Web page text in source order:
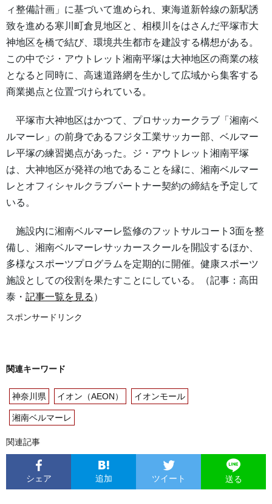
ィ整備計画」に基づいて進められ、東海道新幹線の新駅誘
致を進める寒川町倉見地区と、相模川をはさんだ平塚市大
神地区を橋で結び、環境共生都市を建設する構想がある。
この中でジ・アウトレット湘南平塚は大神地区の商業の核
となると同時に、高速道路網を生かして広域から集客する
商業拠点と位置づけられている。
平塚市大神地区はかつて、プロサッカークラブ「湘南ベ
ルマーレ」の前身であるフジタ工業サッカー部、ベルマー
レ平塚の練習拠点があった。ジ・アウトレット湘南平塚
は、大神地区が発祥の地であることを縁に、湘南ベルマー
レとオフィシャルクラブパートナー契約の締結を予定して
いる。
施設内に湘南ベルマーレ監修のフットサルコート3面を整
備し、湘南ベルマーレサッカースクールを開設するほか、
多様なスポーツプログラムを定期的に開催。健康スポーツ
施設としての役割を果たすことにしている。（記事：高田
泰・ 記事一覧を見る ）
スポンサードリンク
関連キーワード
神奈川県 イオン（AEON） イオンモール
湘南ベルマーレ
関連記事
シェア 追加 ツイート 送る